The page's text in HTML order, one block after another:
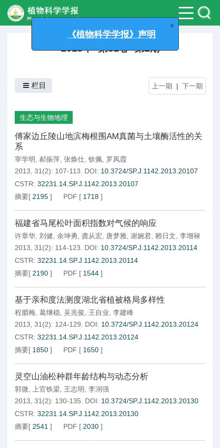
2013年 第31卷 第2期
上一期 | 下一期
栏目
生态与生物地理
傅家边丘陵山地滨梅根围AM真菌与土壤酶活性的关
系
宰学明 郝振萍 张焕仕 钦佩 罗凤霞
2013, 31(2): 107-113.
DOI: 10.3724/SP.J.1142.2013.20107
CSTR: 32231.14.SP.J.1142.2013.20107
摘要[ 2195 ] PDF [ 1718 ]
福建省马尾松叶面积指数对气候的响应
许章华 刘健 余坤勇 龚从宏 唐梦雅 谢婉君 赖日文 李增禄
2013, 31(2): 114-123.
DOI: 10.3724/SP.J.1142.2013.20114
CSTR: 32231.14.SP.J.1142.2013.20114
摘要[ 2190 ] PDF [ 1544 ]
基于亲和度法测度湖北省植被格局多样性
程腊梅 葛继稳 吴兆俊 王自业 李建峰
2013, 31(2): 124-129.
DOI: 10.3724/SP.J.1142.2013.20124
CSTR: 32231.14.SP.J.1142.2013.20124
摘要[ 1850 ] PDF [ 1650 ]
灵空山油松种群年龄结构与动态分析
郭微 上官铁梁 王志明
李润强
2013, 31(2): 130-135.
DOI: 10.3724/SP.J.1142.2013.20130
CSTR: 32231.14.SP.J.1142.2013.20130
摘要[ 2541 ] PDF [ 2030 ]
《植物科学学报》声明